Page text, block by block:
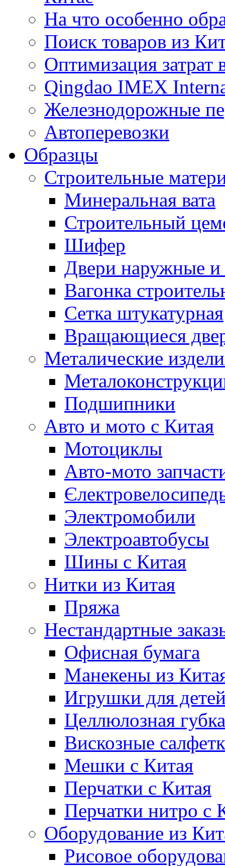
На что особенно
Поиск товаров из
Оптимизация затрат
Qingdao IMEX
Железнодорожные
Автоперевозки
Образцы
Строительные
Минеральная вата
Строительный
Шифер
Двери наружные и
Вагонка
Сетка штукатурная
Вращающиеся
Металические
Подшипники
Авто и мото с Китая
Мотоциклы
Авто-мото
Электромобили
Электроавтобусы
Шины с Китая
Нитки из Китая
Пряжа
Нестандартные
Офисная бумага
Манекены из
Игрушки для
Целлюлозная губка
Вискозные
Мешки с Китая
Перчатки с Китая
Перчатки нитро с
Оборудование из
Рисовое